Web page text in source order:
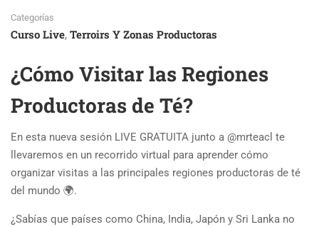
Categorías
Curso Live, Terroirs Y Zonas Productoras
¿Cómo Visitar las Regiones
Productoras de Té?
En esta nueva sesión LIVE GRATUITA junto a @mrteacl te
llevaremos en un recorrido virtual para aprender cómo
organizar visitas a las principales regiones productoras de té
del mundo 🌍.
¿Sabías que países como China, India, Japón y Sri Lanka no